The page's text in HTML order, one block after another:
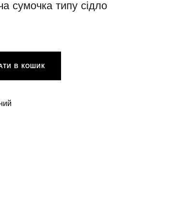
сумочка типу сідло
В КОШИК